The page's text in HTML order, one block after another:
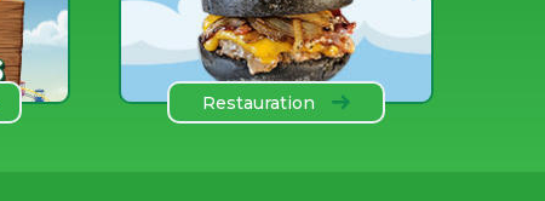
Restauration